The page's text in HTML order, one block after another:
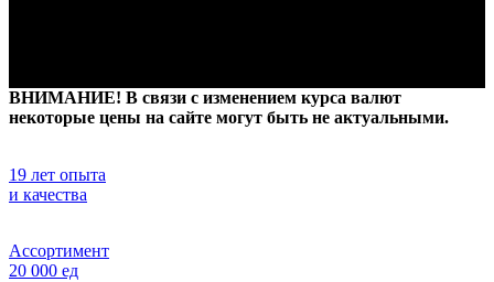
ВНИМАНИЕ! В связи с изменением курса валют
некоторые цены на сайте могут быть не актуальными.
19 лет опыта
и качества
Ассортимент
20 000 ед